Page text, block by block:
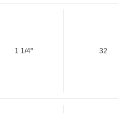
1 1/4" 32